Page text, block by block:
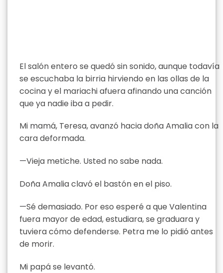
El salón entero se quedó sin sonido, aunque todavía
se escuchaba la birria hirviendo en las ollas de la
cocina y el mariachi afuera afinando una canción
que ya nadie iba a pedir.
Mi mamá, Teresa, avanzó hacia doña Amalia con la
cara deformada.
—Vieja metiche. Usted no sabe nada.
Doña Amalia clavó el bastón en el piso.
—Sé demasiado. Por eso esperé a que Valentina
fuera mayor de edad, estudiara, se graduara y
tuviera cómo defenderse. Petra me lo pidió antes
de morir.
Mi papá se levantó.